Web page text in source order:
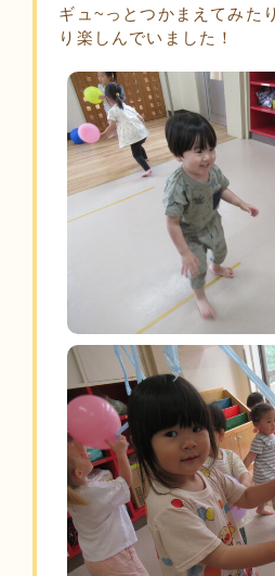
ギュ~っとつかまえてみた
り楽しんでいました！